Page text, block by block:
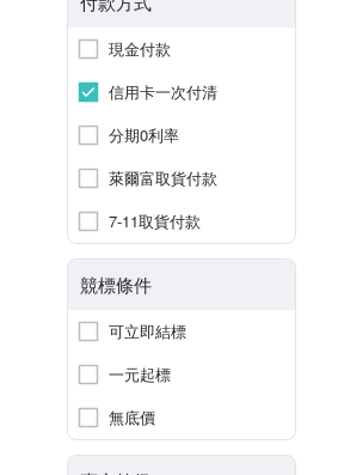
現金付款
信用卡一次付清
分期0利率
萊爾富取貨付款
7-11取貨付款
競標條件
可立即結標
一元起標
無底價